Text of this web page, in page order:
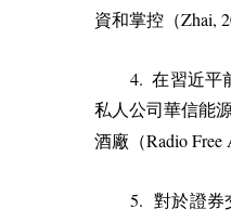
資和掌控（Zhai,
4. 在習近平
私人公司華信能
酒廠（Radio Free
5.對於證券